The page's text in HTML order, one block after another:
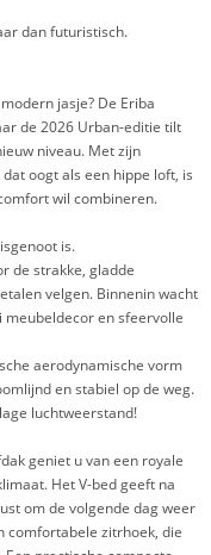
dan futuristisch.
jasje? De Eriba
de 2026 Urban-editie tilt
niveau. Met zijn
oogt als een hippe loft, is
wil combineren.
is.
de strakke, gladde
velgen. Binnenin wacht
en sfeervolle
aerodynamische vorm
en stabiel op de weg.
luchtweerstand!
geniet u van een royale
Het V-bed geeft na
om de volgende dag weer
comfortabele zitrhoek, die